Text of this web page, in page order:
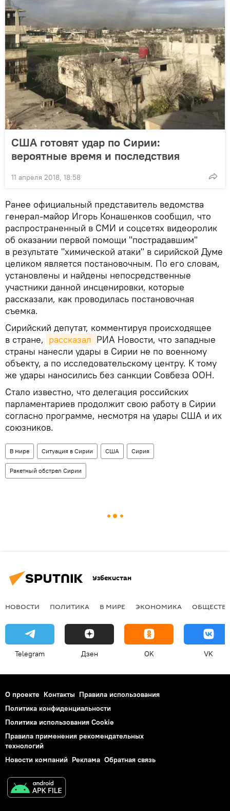
США готовят удар по Сирии:
вероятные время и последствия
11 апреля 2018, 18:58
Ранее официальный представитель ведомства
генерал-майор Игорь Конашенков сообщил, что
распространенный в СМИ и соцсетях видеоролик
об оказании первой помощи "пострадавшим"
в результате "химической атаки" в сирийской Думе
целиком является постановочным. По его словам,
установлены и найдены непосредственные
участники данной инсценировки, которые
рассказали, как проводилась постановочная
съемка.
Сирийский депутат, комментируя происходящее
в стране, рассказал РИА Новости, что западные
страны нанесли удары в Сирии не по военному
объекту, а по исследовательскому центру. К тому
же удары наносились без санкции Совбеза ООН.
Стало известно, что делегация российских
парламентариев продолжит свою работу в Сирии
согласно программе, несмотря на удары США и их
союзников.
В мире Ситуация в Сирии США Сирия
Ракетный обстрел Сирии
Узбекистан
НОВОСТИ ПОЛИТИКА В МИРЕ ЭКОНОМИКА
Telegram Дзен OK VK
О проекте Контакты Правила использования
Политика конфиденциальности
Политика использования Cookie
Правила применения рекомендательных
технологий
Новости компаний Реклама Обратная связь